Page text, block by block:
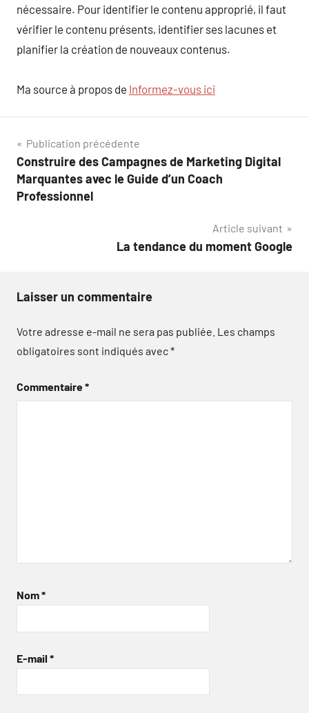
nécessaire. Pour identifier le contenu approprié, il faut
vérifier le contenu présents, identifier ses lacunes et
planifier la création de nouveaux contenus.
Ma source à propos de Informez-vous ici
Navigation
de
l’article
Publication précédente
Construire des Campagnes de Marketing Digital
Marquantes avec le Guide d’un Coach
Professionnel
Article suivant
La tendance du moment Google
Laisser un commentaire
Votre adresse e-mail ne sera pas publiée. Les champs
obligatoires sont indiqués avec*
Commentaire*
Nom*
E-mail *